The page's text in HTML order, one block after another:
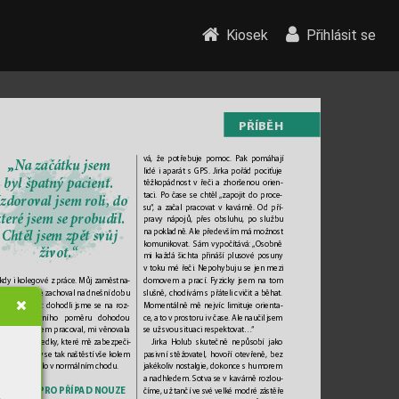
PŘÍBĚH
i kolegové z práce. Můj zaměstna-
se ke mně zachoval na dnešní dobu
osvíceně: dohodli jsme se na roz-
pracovního poměru dohodou
rma, kde jsem pracoval, mi věnovala
nanční prostředky, které mě zabezpeči-
y se tak naštěstí vše kolem
valo v normálním chodu.
PRO PŘÍPAD NOUZE
vá, že potřebuje pomoc. Pak pomáhají
lidé i aparát s GPS. Jirka pořád pociťuje
těžkopádnost v řeči a zhoršenou orien-
taci. Po čase se chtěl „zapojit do proce-
su“, a začal pracovat v kavárně. Od pří-
pravy nápojů, přes obsluhu, po službu
na pokladně. Ale především má možnost
komunikovat. Sám vypočítává: „Osobně
mi každá šichta přináší plusové posuny
v toku mé řeči. Nepohybuju se jen mezi
domovem a prací. Fyzicky jsem na tom
slušně, chodívám s přáteli cvičit a běhat.
Momentálně mě nejvíc limituje orienta-
ce, a to v prostoru i v čase. Ale naučil jsem
se už svou situaci respektovat…“
Jirka Holub skutečně nepůsobí jako
pasivní stěžovatel, hovoří otevřeně, bez
jakékoliv nostalgie, dokonce s humorem
a nadhledem. Sotva se v kavárně rozlou-
číme, už tančí ve své velké modré zástěře
„Na začátku jsem
byl špatný pacient.
doroval jsem roli, do
jsem se probudil.
Chtěl jsem zpět svůj
život.“
Kiosek Přihlásit se